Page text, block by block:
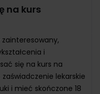
na kurs
i
się na kurs na
lekarskie
i mieć skończone 18